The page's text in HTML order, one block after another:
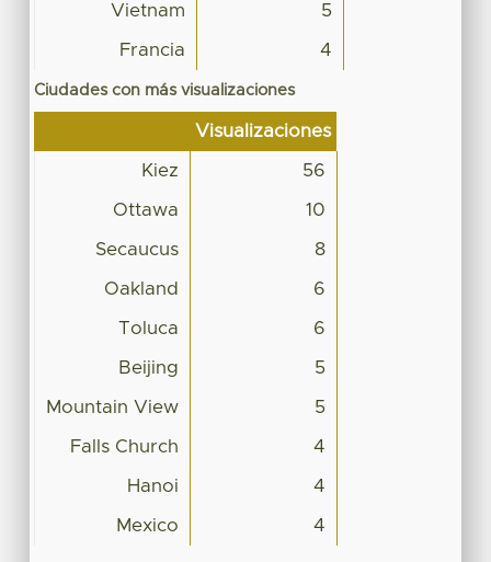
Vietnam 5
Francia 4
Ciudades con más visualizaciones
Visualizaciones
Kiez 56
Ottawa 10
Secaucus 8
Oakland 6
Toluca 6
Beijing 5
Mountain View 5
Falls Church 4
Hanoi 4
Mexico 4